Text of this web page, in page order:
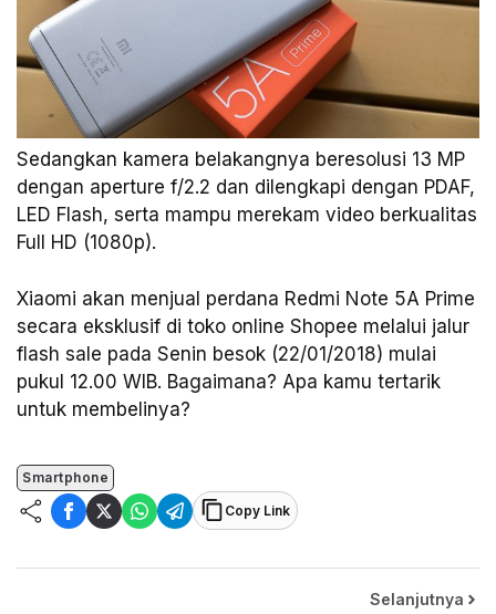
Sedangkan kamera belakangnya beresolusi 13 MP
dengan aperture f/2.2 dan dilengkapi dengan PDAF,
LED Flash, serta mampu merekam video berkualitas
Full HD (1080p).
Xiaomi akan menjual perdana Redmi Note 5A Prime
secara eksklusif di toko online Shopee melalui jalur
flash sale pada Senin besok (22/01/2018) mulai
pukul 12.00 WIB. Bagaimana? Apa kamu tertarik
untuk membelinya?
Smartphone
Copy Link
Selanjutnya